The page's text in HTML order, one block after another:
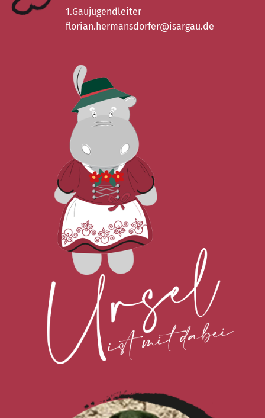
1.Gaujugendleiter
florian.hermansdorfer@isargau.de